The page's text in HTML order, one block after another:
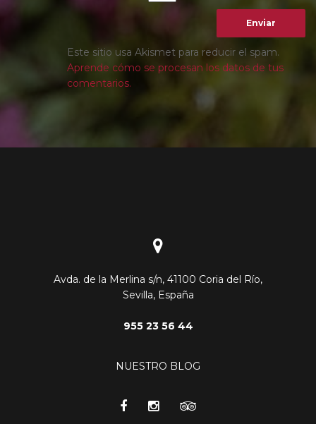
Este sitio usa Akismet para reducir el spam.
Aprende cómo se procesan los datos de tus
comentarios.
Avda. de la Merlina s/n, 41100 Coria del Río,
Sevilla, España
955 23 56 44
NUESTRO BLOG